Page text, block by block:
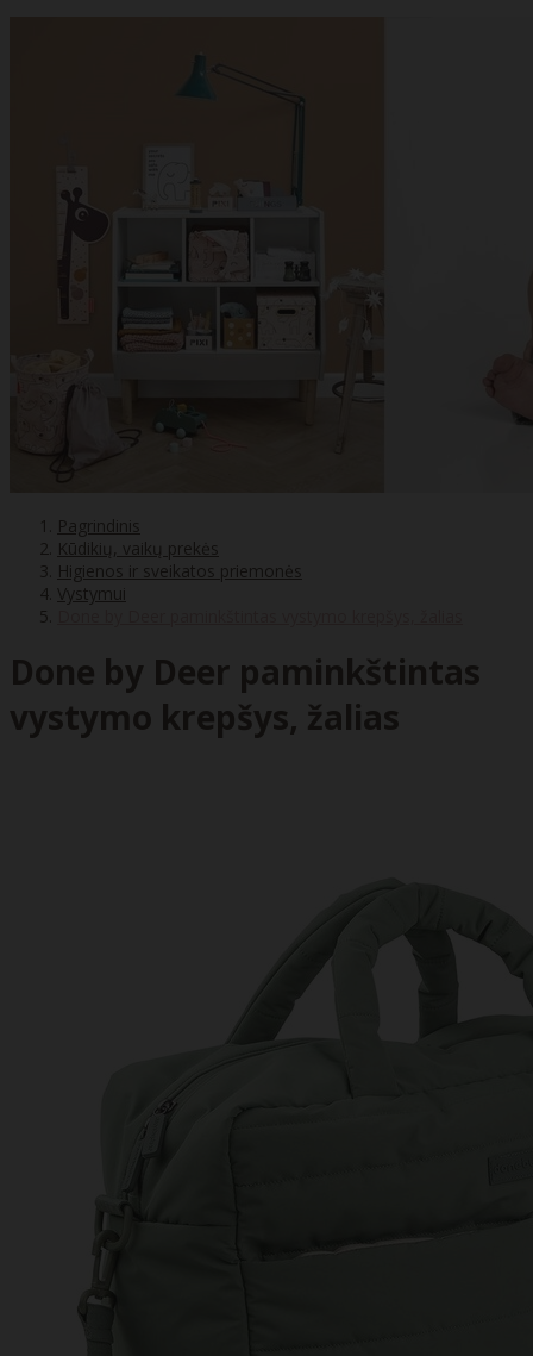
Pagrindinis
Kūdikių, vaikų prekės
Higienos ir sveikatos priemonės
Vystymui
Done by Deer paminkštintas
vystymo krepšys, žalias